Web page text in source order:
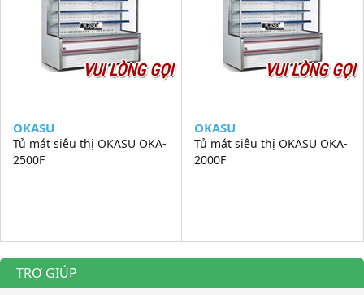
VUI LÒNG GỌI
OKASU
Tủ mát siêu thị OKASU OKA-
2500F
VUI LÒNG GỌI
OKASU
Tủ mát siêu thị OKASU OKA-
2000F
TRỢ GIÚP